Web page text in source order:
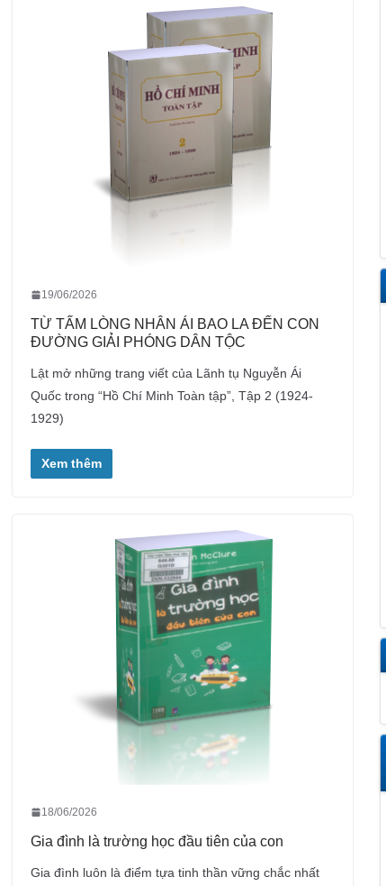
19/06/2026
TỪ TẤM LÒNG NHÂN ÁI BAO LA ĐẾN CON
ĐƯỜNG GIẢI PHÓNG DÂN TỘC
Lật mở những trang viết của Lãnh tụ Nguyễn Ái
Quốc trong “Hồ Chí Minh Toàn tập”, Tập 2 (1924-
1929)
Xem thêm
18/06/2026
Gia đình là trường học đầu tiên của con
Gia đình luôn là điểm tựa tinh thần vững chắc nhất